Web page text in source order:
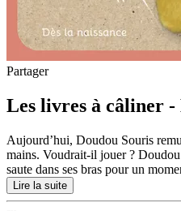
Partager
Les livres à câliner -
Aujourd’hui, Doudou Souris
mains. Voudrait-il jouer ?
saute dans ses bras pour un
Lire la suite